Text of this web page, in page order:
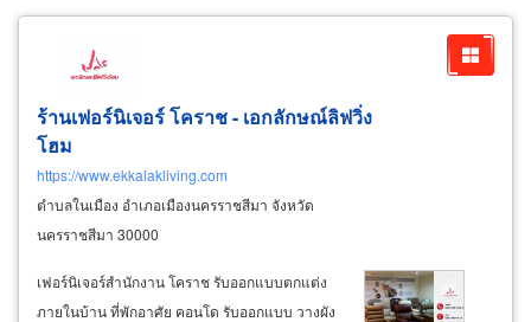
ร้านเฟอร์นิเจอร์ โคราช - เอกลักษณ์ลิฟวิ่ง
โฮม
https://www.ekkalakliving.com
ตำบลในเมือง อำเภอเมืองนครราชสีมา จังหวัด
นครราชสีมา 30000
เฟอร์นิเจอร์สำนักงาน โคราช รับออกแบบตกแต่ง
ภายในบ้าน ที่พักอาศัย คอนโด รับออกแบบ วางผัง